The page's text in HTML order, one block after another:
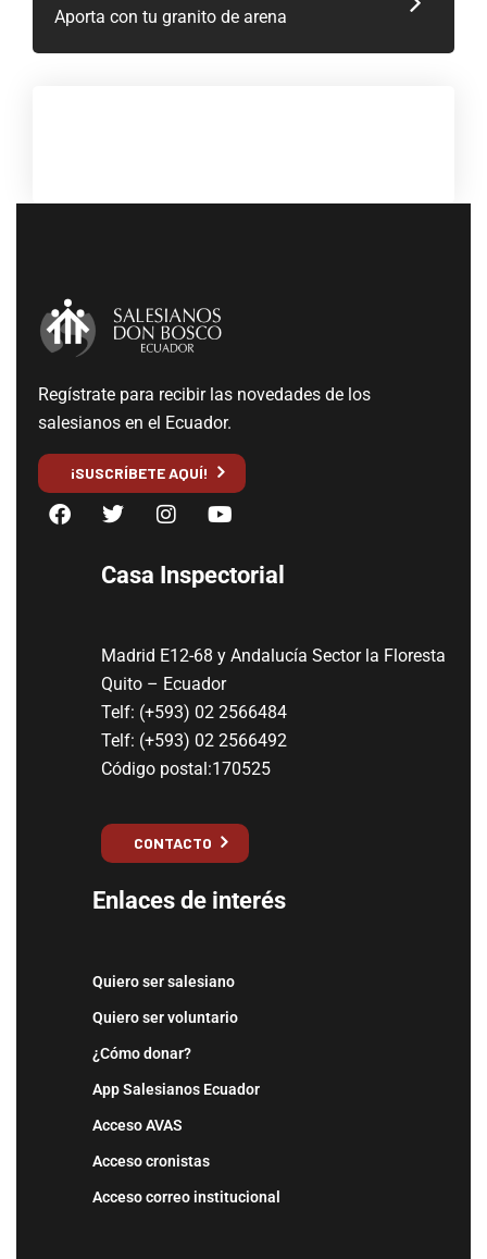
Aporta con tu granito de arena
Regístrate para recibir las novedades de los
salesianos en el Ecuador.
¡SUSCRÍBETE AQUÍ!
Casa Inspectorial
Madrid E12-68 y Andalucía Sector la Floresta
Quito – Ecuador
Telf: (+593) 02 2566484
Telf: (+593) 02 2566492
Código postal:170525
CONTACTO
Enlaces de interés
Quiero ser salesiano
Quiero ser voluntario
¿Cómo donar?
App Salesianos Ecuador
Acceso AVAS
Acceso cronistas
Acceso correo institucional